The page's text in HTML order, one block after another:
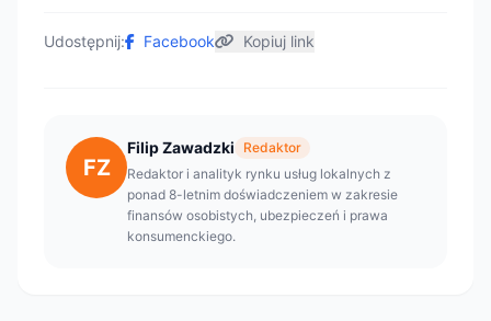
Udostępnij: Facebook Kopiuj link
FZ
Filip Zawadzki
Redaktor
Redaktor i analityk rynku usług lokalnych z
ponad 8-letnim doświadczeniem w zakresie
finansów osobistych, ubezpieczeń i prawa
konsumenckiego.